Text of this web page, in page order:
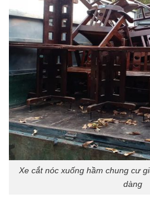
Xe cắt nóc xuống hầm chung cư
dàng